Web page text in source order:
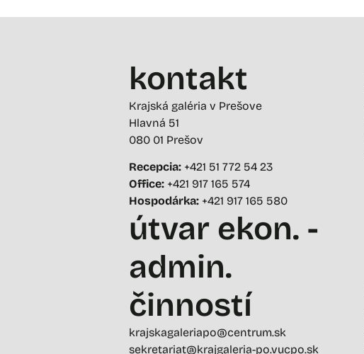
kontakt
Krajská galéria v Prešove
Hlavná 51
080 01 Prešov
Recepcia: +421 51 772 54 23
Office: +421 917 165 574
Hospodárka: +421 917 165 580
útvar ekon. -
admin.
činností
krajskagaleriapo@centrum.sk
sekretariat@krajgaleria-po.vucpo.sk